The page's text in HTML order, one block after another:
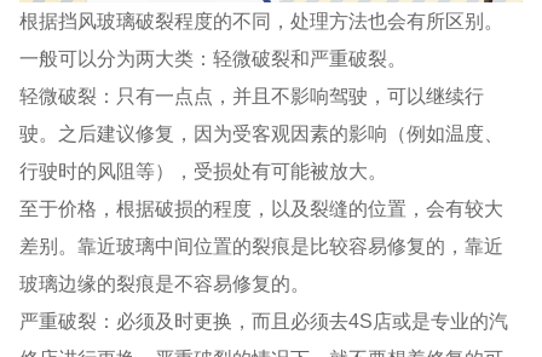
根据挡风玻璃破裂程度的不同，处理方法也会有所区别。
一般可以分为两大类：轻微破裂和严重破裂。
轻微破裂：只有一点点，并且不影响驾驶，可以继续行
驶。之后建议修复，因为受客观因素的影响（例如温度、
行驶时的风阻等），受损处有可能被放大。
至于价格，根据破损的程度，以及裂缝的位置，会有较大
差别。靠近玻璃中间位置的裂痕是比较容易修复的，靠近
玻璃边缘的裂痕是不容易修复的。
严重破裂：必须及时更换，而且必须去4S店或是专业的汽